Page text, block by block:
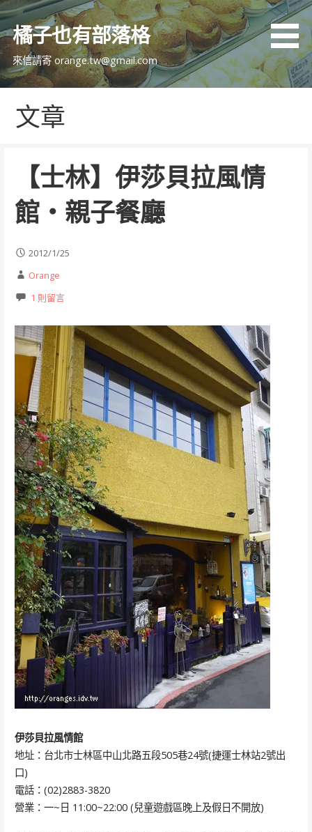
跳
主
內
橘子也有部落格
來信請寄 orange.tw@gmail.com
文章
【士林】伊莎貝拉風情
館‧親子餐廳
2012/1/25
Orange
1 則留言
伊莎貝拉風情館
地址：台北市士林區中山北路五段505巷24號(捷運士林站2號出
口)
電話：(02)2883-3820
營業：一~日 11:00~22:00 (兒童遊戲區晚上及假日不開放)